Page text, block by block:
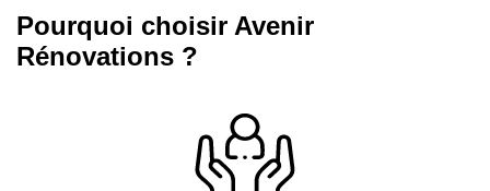
Pourquoi choisir Avenir
Rénovations ?